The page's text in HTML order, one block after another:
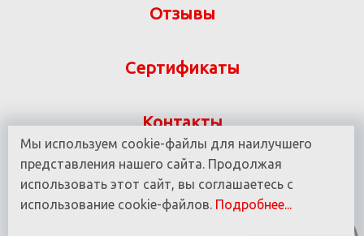
Отзывы
Сертификаты
Контакты
Указанная на сайте информация не является
публичной офертой ООО «ВИТ-М» УНП 190780937
© 2016 - 2025 Все права защищены.
Мы используем cookie-файлы для наилучшего
представления нашего сайта. Продолжая
использовать этот сайт, вы соглашаетесь с
использование cookie-файлов. Подробнее...